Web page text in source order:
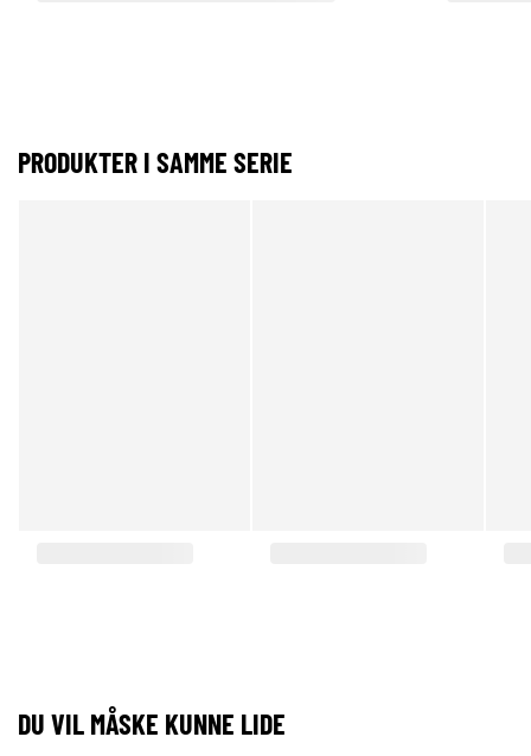
PRODUKTER I SAMME SERIE
DU VIL MÅSKE KUNNE LIDE